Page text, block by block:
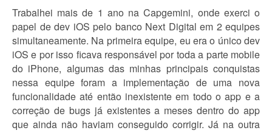
Trabalhei mais de 1 ano na Capgemini, onde exerci o
papel de dev iOS pelo banco Next Digital em 2 equipes
simultaneamente. Na primeira equipe, eu era o único dev
iOS e por isso ficava responsável por toda a parte mobile
do iPhone, algumas das minhas principais conquistas
nessa equipe foram a implementação de uma nova
funcionalidade até então inexistente em todo o app e a
correção de bugs já existentes a meses dentro do app
que ainda não haviam conseguido corrigir. Já na outra